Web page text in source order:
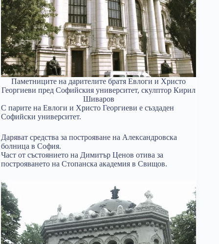
Паметниците на дарителите братя Евлоги и Христо
Георгиеви пред Софийския университет, скулптор Кирил
Шиваров
С парите на Евлоги и Христо Георгиеви е създаден
Софийски университет.
Даряват средства за построяване на Александровска
болница в София.
Част от състоянието на Димитър Ценов отива за
построяването на Стопанска академия в Свищов.